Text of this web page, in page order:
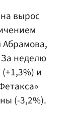
вырос
Абрамова,
неделю
и
(-3,2%).